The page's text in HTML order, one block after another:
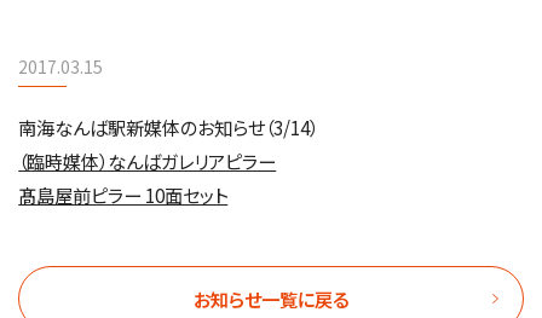
2017.03.15
南海なんば駅新媒体のお知らせ（3/14）
（臨時媒体）なんばガレリアピラー
髙島屋前ピラー 10面セット
お知らせ一覧に戻る